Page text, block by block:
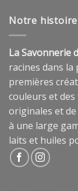
Notre histoire
La Savonnerie
racines dans
premières
couleurs et des
originales et
à une large
laits et huiles